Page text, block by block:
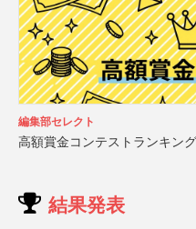
編集部セレクト
高額賞金コンテストランキン
結果発表